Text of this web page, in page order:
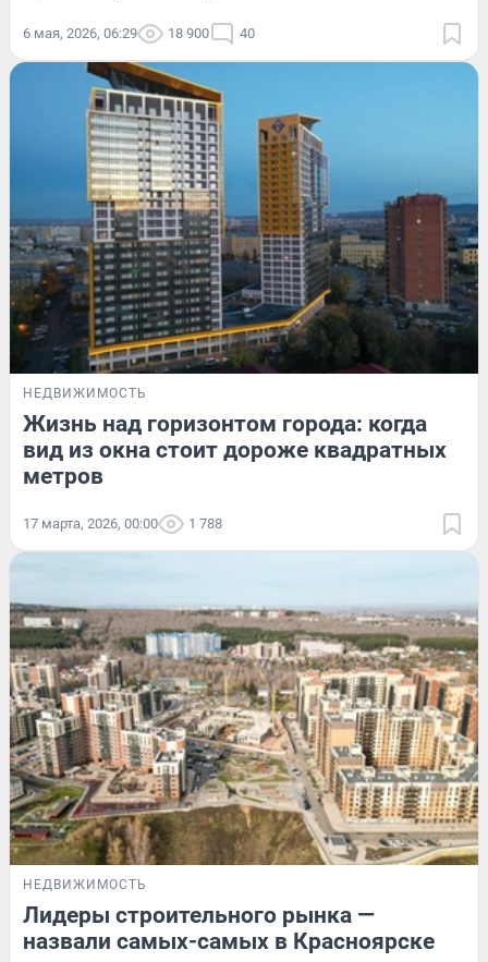
6 мая, 2026, 06:29 18 900 40
НЕДВИЖИМОСТЬ
Жизнь над горизонтом города: когда
вид из окна стоит дороже квадратных
метров
17 марта, 2026, 00:00 1 788
НЕДВИЖИМОСТЬ
Лидеры строительного рынка —
назвали самых-самых в Красноярске